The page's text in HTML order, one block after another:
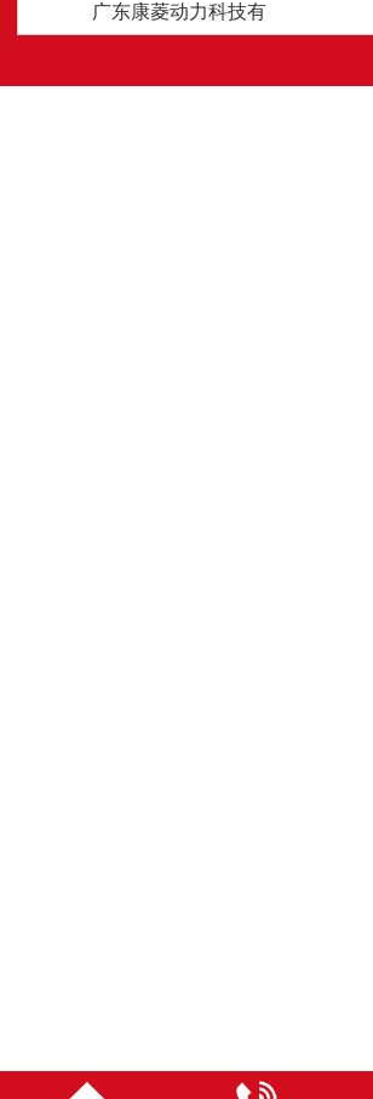
广东康菱动力科技有